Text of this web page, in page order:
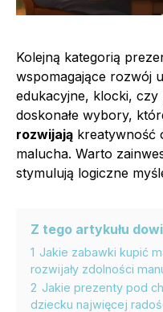
Kolejną kategorią
wspomagające rozwój
edukacyjne, klocki, czy
doskonałe wybory,
rozwijają kreatywność
malucha. Warto
stymulują logiczne
Z tego artykułu
1 Jakie zabawki kupić
rozwijały zdolności
2 Jakie prezenty pod
dziecku najwięcej